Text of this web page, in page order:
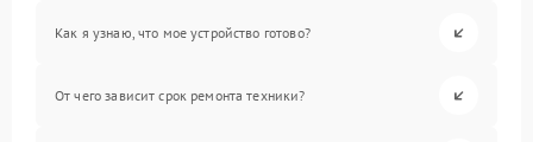
Как я узнаю, что мое устройство готово?
От чего зависит срок ремонта техники?